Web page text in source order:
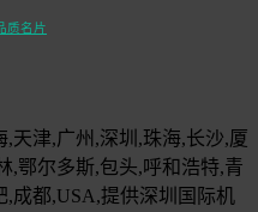
质名片
天津,广州,深圳,珠海,长沙,厦
,鄂尔多斯,包头,呼和浩特,青
,成都,USA,提供深圳国际机